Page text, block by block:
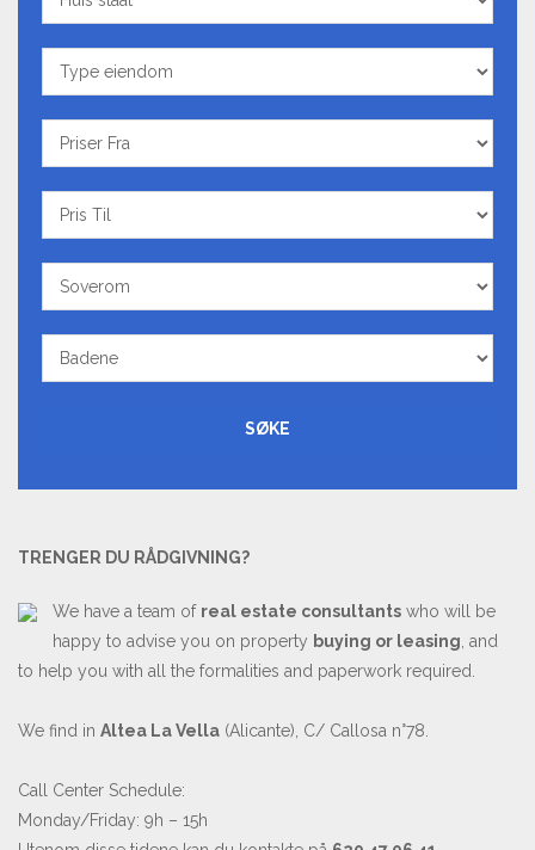
staat
Type
eiendom
Priser
Fra
Pris
Til
Soverom
Badene
SØKE
TRENGER DU RÅDGIVNING?
We have a team of real estate consultantswho will be
happy to advise you on property buying or leasing , and
to help you with all the formalities and paperwork required.
We find in Altea La Vella (Alicante), C/ Callosa n°78.
Call Center Schedule:
Monday/Friday: 9h – 15h